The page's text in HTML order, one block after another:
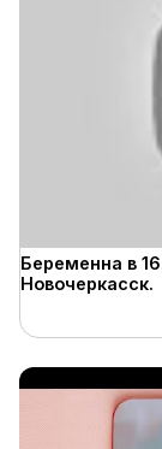
Беременна в
Новочеркасск.